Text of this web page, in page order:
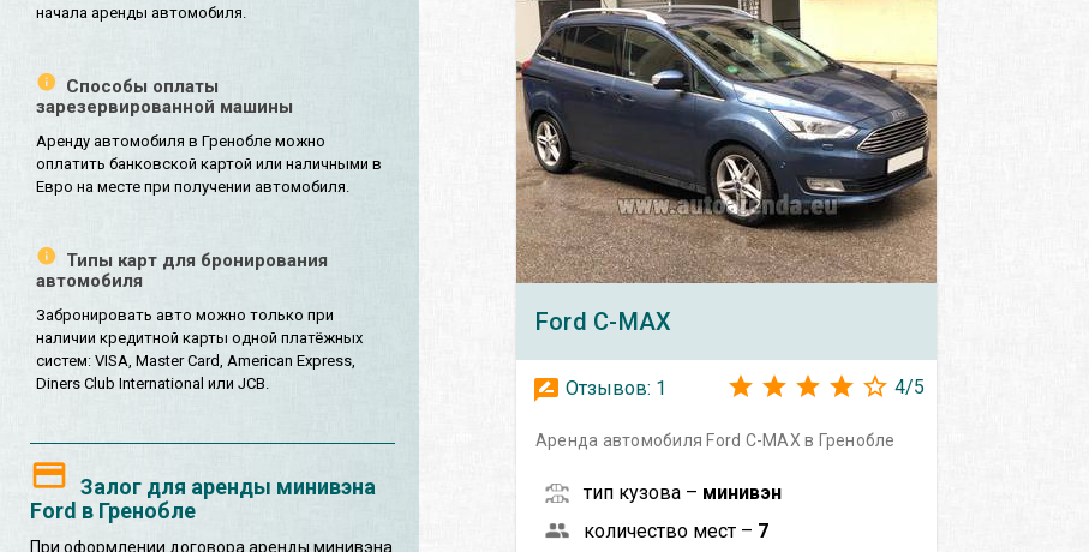
начала аренды автомобиля.
Способы оплаты
зарезервированной машины
Аренду автомобиля в Гренобле можно
оплатить банковской картой или наличными в
Евро на месте при получении автомобиля.
Типы карт для бронирования
автомобиля
Забронировать авто можно только при
наличии кредитной карты одной платёжных
систем: VISA, Master Card, American Express,
Diners Club International или JCB.
Залог для аренды минивэна
Ford в Гренобле
При оформлении договора аренды минивэна
Ford C-MAX
Отзывов: 1 4/5
Аренда автомобиля Ford C-MAX в Гренобле
тип кузова – минивэн
количество мест – 7